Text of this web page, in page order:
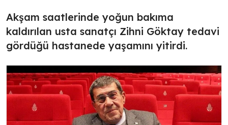
Akşam saatlerinde yoğun bakıma
kaldırılan usta sanatçı Zihni Göktay tedavi
gördüğü hastanede yaşamını yitirdi.